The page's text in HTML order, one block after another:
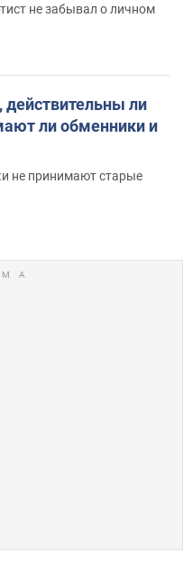
не забывал о личном
действительны ли
ли обменники и
не принимают старые